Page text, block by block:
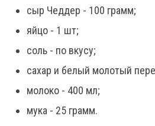
сыр Чеддер - 100 грамм;
яйцо - 1 шт;
соль - по вкусу;
сахар и белый молотый
молоко - 400 мл;
мука - 25 грамм.